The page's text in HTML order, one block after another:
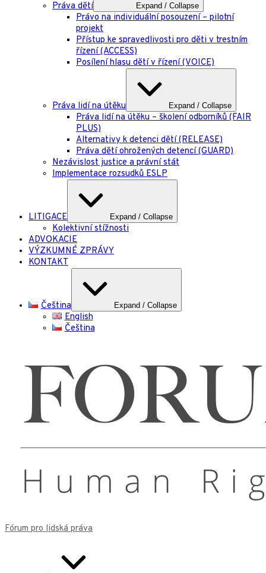
Práva dětí Expand / Collapse
Právo na individuální posouzení – pilotní
projekt
Přístup ke spravedlivosti pro děti v trestním
řízení (ACCESS)
Posílení hlasu dětí v řízení (VOICE)
Práva lidí na útěku Expand / Collapse
Práva lidí na útěku – školení odborníků (FAIR
PLUS)
Alternativy k detenci dětí (RELEASE)
Práva dětí ohrožených detencí (GUARD)
Nezávislost justice a právní stát
Implementace rozsudků ESLP
LITIGACE Expand / Collapse
Kolektivní stížnosti
ADVOKACIE
VÝZKUMNÉ ZPRÁVY
KONTAKT
Čeština Expand / Collapse
English
Čeština
Fórum pro lidská práva